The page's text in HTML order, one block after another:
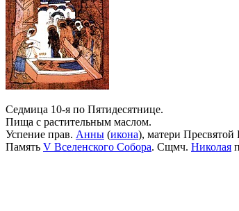
Седмица 10-я по Пятидесятнице.
Пища с растительным маслом.
Успение прав. Анны (икона), матери
Память V Вселенского Собора. Сщмч. Николая